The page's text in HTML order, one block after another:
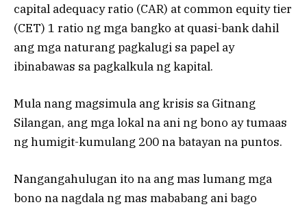
capital adequacy ratio (CAR) at common equity tier
(CET) 1 ratio ng mga bangko at quasi-bank dahil
ang mga naturang pagkalugi sa papel ay
ibinabawas sa pagkalkula ng kapital.
Mula nang magsimula ang krisis sa Gitnang
Silangan, ang mga lokal na ani ng bono ay tumaas
ng humigit-kumulang 200 na batayan na puntos.
Nangangahulugan ito na ang mas lumang mga
bono na nagdala ng mas mababang ani bago